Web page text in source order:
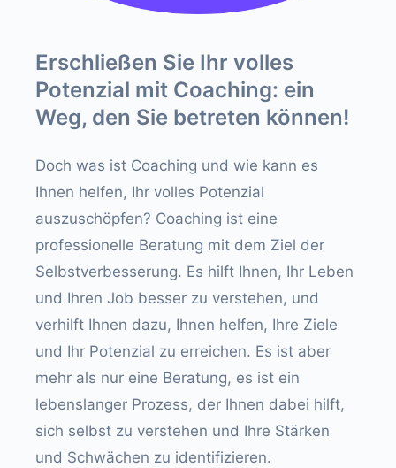
Erschließen Sie Ihr volles
Potenzial mit Coaching: ein
Weg, den Sie betreten können!
Doch was ist Coaching und wie kann es
Ihnen helfen, Ihr volles Potenzial
auszuschöpfen? Coaching ist eine
professionelle Beratung mit dem Ziel der
Selbstverbesserung. Es hilft Ihnen, Ihr Leben
und Ihren Job besser zu verstehen, und
verhilft Ihnen dazu, Ihnen helfen, Ihre Ziele
und Ihr Potenzial zu erreichen. Es ist aber
mehr als nur eine Beratung, es ist ein
lebenslanger Prozess, der Ihnen dabei hilft,
sich selbst zu verstehen und Ihre Stärken
und Schwächen zu identifizieren.